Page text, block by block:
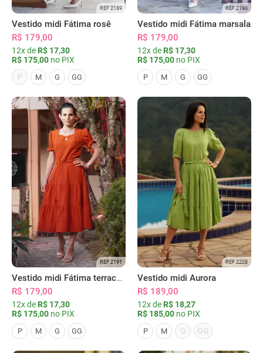
REF 2189
Vestido midi Fátima rosê
R$ 179,00
12x de R$ 17,30
R$ 175,00 no PIX
P
M G GG
REF 2190
Vestido midi Fátima marsala
R$ 179,00
12x de R$ 17,30
R$ 175,00 no PIX
P M G GG
REF 2191
Vestido midi Fátima terracota
R$ 179,00
12x de R$ 17,30
R$ 175,00 no PIX
P M G GG
REF 2208
Vestido midi Aurora
R$ 189,00
12x de R$ 18,27
R$ 185,00 no PIX
P M G GG